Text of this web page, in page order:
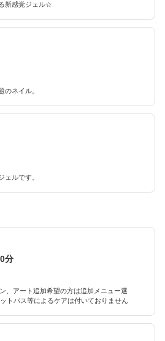
新感覚ジェル☆
のネイル。
ェルです。
分
、アート追加希望の方は追加メニュー選
トバス等によるケアは付いておりません